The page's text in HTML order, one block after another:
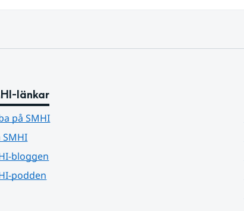
länkar
på SMHI
SMHI
bloggen
podden